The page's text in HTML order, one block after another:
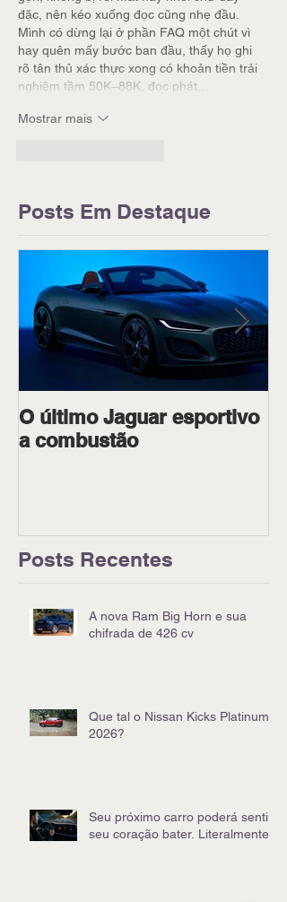
đặc, nên kéo xuống đọc cũng nhẹ đầu.
Mình có dừng lại ở phần FAQ một chút vì
hay quên mấy bước ban đầu, thấy họ ghi
rõ tân thủ xác thực xong có khoản tiền trải
nghiệm tầm 50K–88K, đọc phát…
Mostrar mais
Posts Em Destaque
O último Jaguar esportivo
a combustão
Posts Recentes
A nova Ram Big Horn e sua
chifrada de 426 cv
Que tal o Nissan Kicks Platinum
2026?
Seu próximo carro poderá sentir
seu coração bater. Literalmente